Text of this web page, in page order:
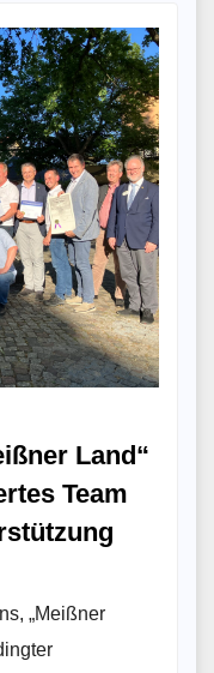
Land“
Team
„Meißner